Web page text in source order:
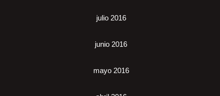
julio 2016
junio 2016
mayo 2016